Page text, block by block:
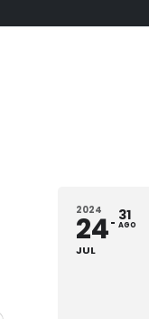
2024
24
JUL
31
AGO